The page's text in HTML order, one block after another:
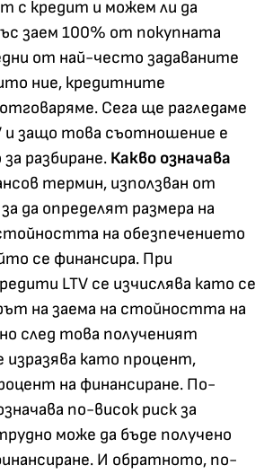
с кредит и можем ли да
заем 100% от покупната
от най-често задаваните
ние, кредитните
Сега ще рагледаме
и защо това съотношение е
разбиране. Какво означава
термин, използван от
да определят размера на
на обезпечението
се финансира. При
LTV се изчислява като се
на заема на стойността на
след това полученият
изразява като процент,
на финансиране. По-
по-висок риск за
може да бъде получено
И обратното, по-